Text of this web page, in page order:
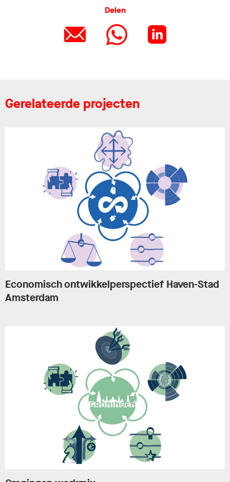
Delen
Gerelateerde projecten
Economisch ontwikkelperspectief Haven-Stad
Amsterdam